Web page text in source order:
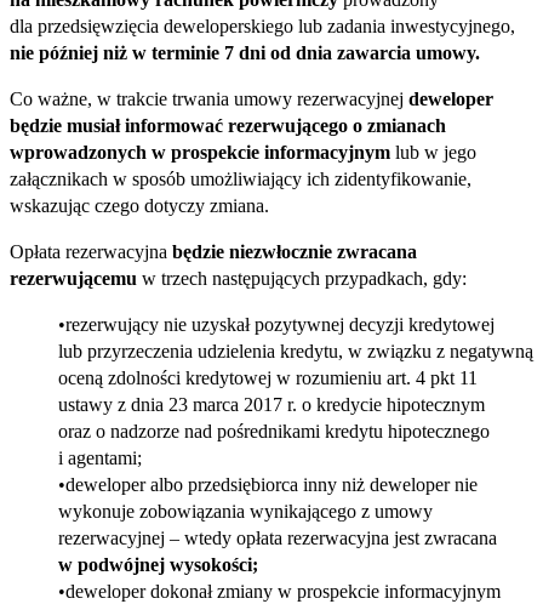
dla przedsięwzięcia deweloperskiego lub zadania inwestycyjnego,
nie później niż w terminie 7 dni od dnia zawarcia umowy.
Co ważne, w trakcie trwania umowy rezerwacyjnej deweloper
będzie musiał informować rezerwującego o zmianach
wprowadzonych w prospekcie informacyjnym lub w jego
załącznikach w sposób umożliwiający ich zidentyfikowanie,
wskazując czego dotyczy zmiana.
Opłata rezerwacyjna będzie niezwłocznie zwracana
rezerwującemu w trzech następujących przypadkach, gdy:
rezerwujący nie uzyskał pozytywnej decyzji kredytowej
lub przyrzeczenia udzielenia kredytu, w związku z negatywną
oceną zdolności kredytowej w rozumieniu art. 4 pkt 11
ustawy z dnia 23 marca 2017 r. o kredycie hipotecznym
oraz o nadzorze nad pośrednikami kredytu hipotecznego
i agentami;
deweloper albo przedsiębiorca inny niż deweloper nie
wykonuje zobowiązania wynikającego z umowy
rezerwacyjnej – wtedy opłata rezerwacyjna jest zwracana
w podwójnej wysokości;
deweloper dokonał zmiany w prospekcie informacyjnym